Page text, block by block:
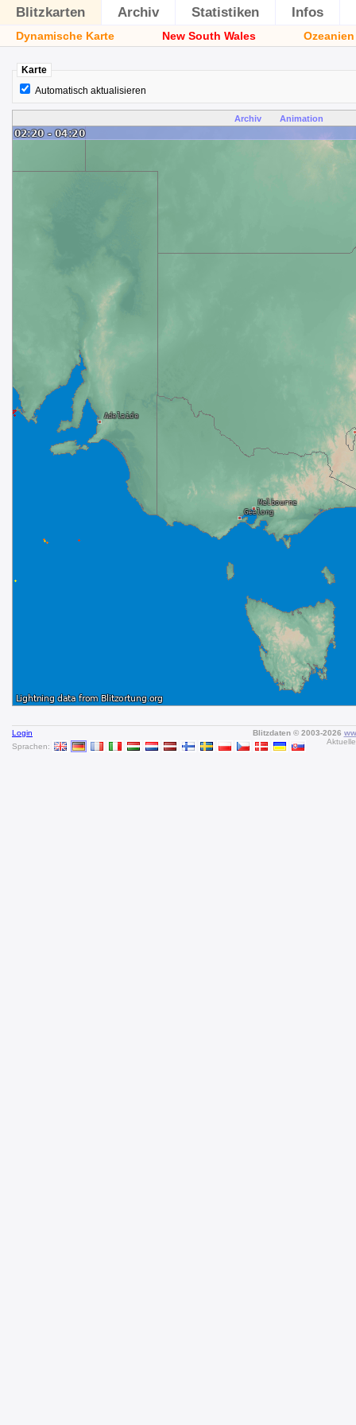
Blitzkarten Archiv Statistiken Infos
Dynamische Karte New South Wales Ozeanien
Karte
Automatisch aktualisieren
Archiv Animation
Login
Sprachen:
Blitzdaten © 2003-2026